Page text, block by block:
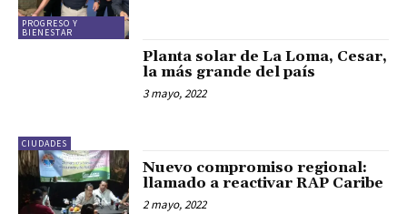
PROGRESO Y
BIENESTAR
CIUDADES
Planta solar de La Loma, Cesar,
la más grande del país
3 mayo, 2022
Nuevo compromiso regional:
llamado a reactivar RAP Caribe
2 mayo, 2022